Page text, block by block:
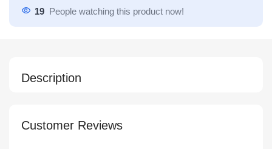
19 People watching this product now!
Description
Customer Reviews